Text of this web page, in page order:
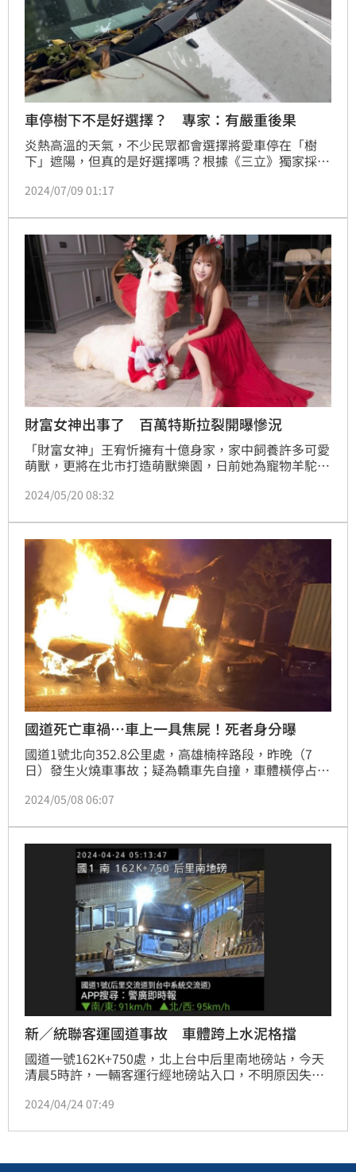
車停樹下不是好選擇？ 專家：有嚴重後果
炎熱高溫的天氣，不少民眾都會選擇將愛車停在「樹
下」遮陽，但真的是好選擇嗎？根據《三立》獨家採
物都有可能腐蝕車體烤漆，若是這些掉落的落葉或果實
2024/07/09 01:17
財富女神出事了 百萬特斯拉裂開曝慘況
「財富女神」王宥忻擁有十億身家，家中飼養許多可愛
萌獸，更將在北市打造萌獸樂園，日前她為寵物羊駝準
體都炸裂開，畫面看起來十分驚悚。
2024/05/20 08:32
國道死亡車禍…車上一具焦屍！死者身分曝
國道1號北向352.8公里處，高雄楠梓路段，昨晚（7
日）發生火燒車事故；疑為轎車先自撞，車體橫停占用
及被燒成焦屍；詳細事故原因尚待釐清，籲請用路人改
2024/05/08 06:07
新／統聯客運國道事故 車體跨上水泥格擋
國道一號162K+750處，北上台中后里南地磅站，今天
清晨5時許，一輛客運行經地磅站入口，不明原因失控
位獲報派員到場處理，目前現場已經排除，暫無傳出傷
2024/04/24 07:49